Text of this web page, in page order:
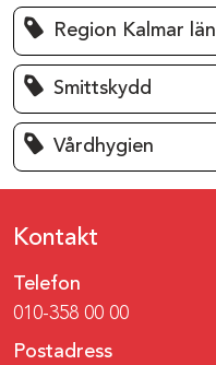
Region Kalmar län
Smittskydd
Vårdhygien
Kontakt
Telefon
010-358 00 00
Postadress